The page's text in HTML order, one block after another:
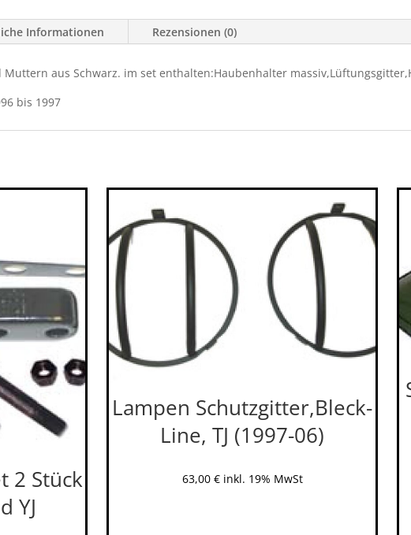
Informationen Rezensionen (0)
aus Schwarz. im set enthalten:Haubenhalter
bis 1997
2 Stück
YJ
Lampen Schutzgitter,Bleck-
Line, TJ (1997-06)
63,00 € inkl. 19% MwSt